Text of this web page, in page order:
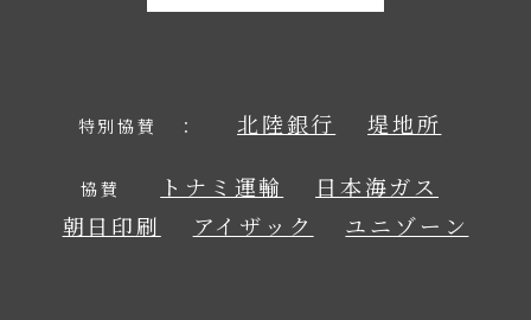
特別協賛 ： 北陸銀行 堤地所
協賛 トナミ運輸
日本海ガス
朝日印刷
アイザック ユニゾーン